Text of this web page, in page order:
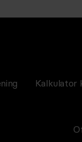
Kalkulator